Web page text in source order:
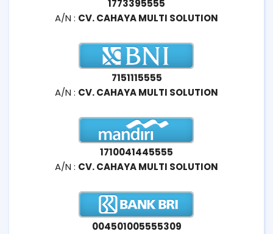
1773395555
A/N : CV. CAHAYA MULTI SOLUTION
7151115555
A/N : CV. CAHAYA MULTI SOLUTION
1710041445555
A/N : CV. CAHAYA MULTI SOLUTION
004501005555309